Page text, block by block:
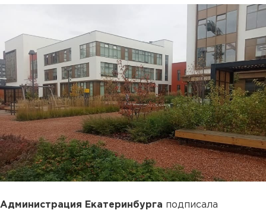
Администрация Екатеринбурга подписала